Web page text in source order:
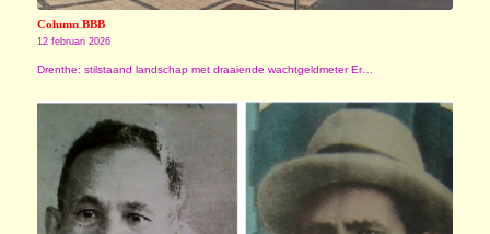
Column BBB
12 februari 2026
Drenthe: stilstaand landschap met draaiende wachtgeldmeter Er…